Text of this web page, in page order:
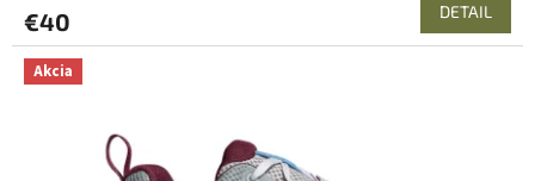
€40 DETAIL
Akcia